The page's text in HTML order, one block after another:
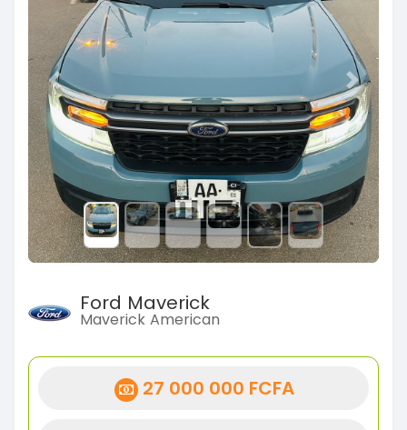
Previous Next
Ford Maverick
Maverick American
27 000 000 FCFA